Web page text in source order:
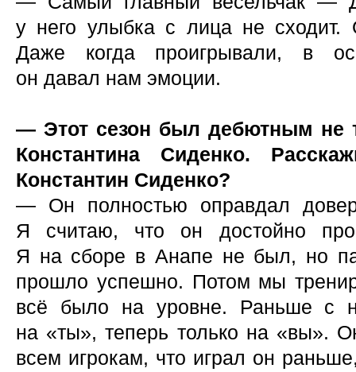
у него улыбка с лица не сходит.
Даже когда проигрывали, в
он давал нам эмоции.
— Этот сезон был дебютным не
Константина Сиденко.
Константин Сиденко?
— Он полностью оправдал
Я считаю, что он достойно
Я на сборе в Анапе не был, но
прошло успешно. Потом мы
всё было на уровне. Раньше с
на «ты», теперь только на «вы».
всем игрокам, что играл он